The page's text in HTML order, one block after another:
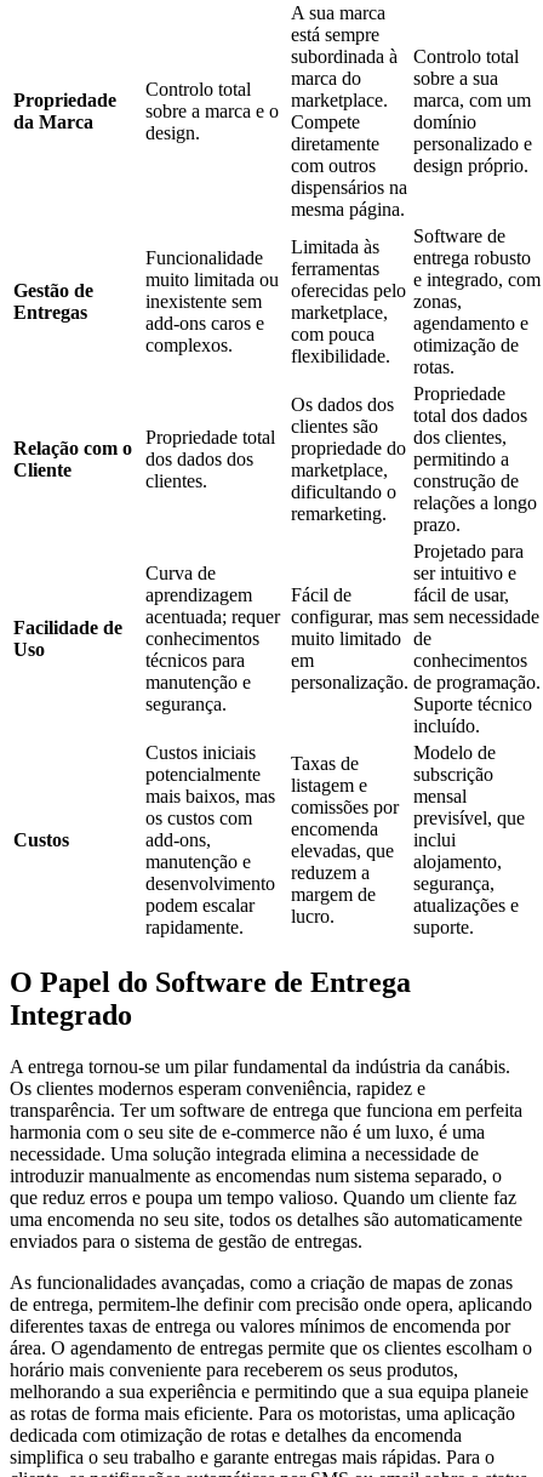
Propriedade
da Marca
Controlo total
sobre a marca e o
design.
A sua marca
está sempre
subordinada à
marca do
marketplace.
Compete
diretamente
com outros
dispensários na
mesma página.
Controlo total
sobre a sua
marca, com um
domínio
personalizado e
design próprio.
Gestão de
Entregas
Funcionalidade
muito limitada ou
inexistente sem
add-ons caros e
complexos.
Limitada às
ferramentas
oferecidas pelo
marketplace,
com pouca
flexibilidade.
Software de
entrega robusto
e integrado, com
zonas,
agendamento e
otimização de
rotas.
Relação com o
Cliente
Propriedade total
dos dados dos
clientes.
Os dados dos
clientes são
propriedade do
marketplace,
dificultando o
remarketing.
Propriedade
total dos dados
dos clientes,
permitindo a
construção de
relações a longo
prazo.
Facilidade de
Uso
Curva de
aprendizagem
acentuada; requer
conhecimentos
técnicos para
manutenção e
segurança.
Fácil de
configurar, mas
muito limitado
em
personalização.
Projetado para
ser intuitivo e
fácil de usar,
sem necessidade
de
conhecimentos
de programação.
Suporte técnico
incluído.
Custos
Custos iniciais
potencialmente
mais baixos, mas
os custos com
add-ons,
manutenção e
desenvolvimento
podem escalar
rapidamente.
Taxas de
listagem e
comissões por
encomenda
elevadas, que
reduzem a
margem de
lucro.
Modelo de
subscrição
mensal
previsível, que
inclui
alojamento,
segurança,
atualizações e
suporte.
O Papel do Software de Entrega
Integrado
A entrega tornou-se um pilar fundamental da indústria da canábis.
Os clientes modernos esperam conveniência, rapidez e
transparência. Ter um software de entrega que funciona em perfeita
harmonia com o seu site de e-commerce não é um luxo, é uma
necessidade. Uma solução integrada elimina a necessidade de
introduzir manualmente as encomendas num sistema separado, o
que reduz erros e poupa um tempo valioso. Quando um cliente faz
uma encomenda no seu site, todos os detalhes são automaticamente
enviados para o sistema de gestão de entregas.
As funcionalidades avançadas, como a criação de mapas de zonas
de entrega, permitem-lhe definir com precisão onde opera, aplicando
diferentes taxas de entrega ou valores mínimos de encomenda por
área. O agendamento de entregas permite que os clientes escolham o
horário mais conveniente para receberem os seus produtos,
melhorando a sua experiência e permitindo que a sua equipa planeie
as rotas de forma mais eficiente. Para os motoristas, uma aplicação
dedicada com otimização de rotas e detalhes da encomenda
simplifica o seu trabalho e garante entregas mais rápidas. Para o